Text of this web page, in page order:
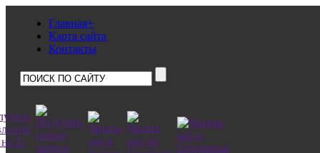
Главная+
Карта сайта
Контакты